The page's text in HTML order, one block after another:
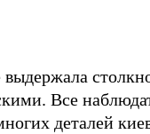
выдержала
Все
деталей